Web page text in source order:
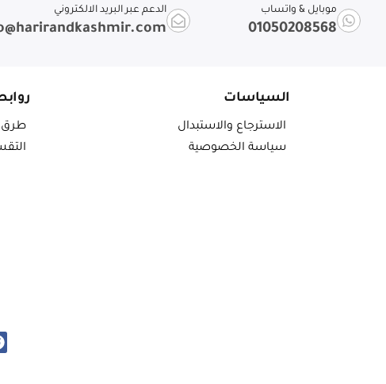
موبايل & واتساب
01050208568
الدعم عبر البريد الالكتروني
السياسات
الاسترجاع والاستبدال
سياسة الخصوصية
طرق